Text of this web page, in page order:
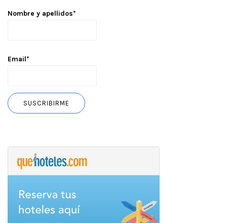
Nombre y apellidos*
Email*